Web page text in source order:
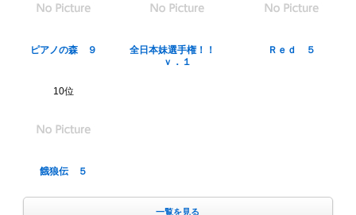
ピアノの森 ９
全日本妹選手権！！
ｖ．１
Ｒｅｄ ５
10位
餓狼伝 ５
一覧を見る